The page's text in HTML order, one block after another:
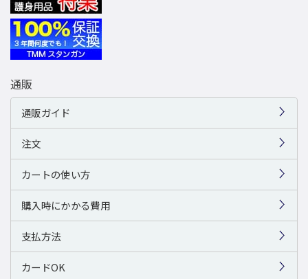
通販
通販ガイド
注文
カートの使い方
購入時にかかる費用
支払方法
カードOK